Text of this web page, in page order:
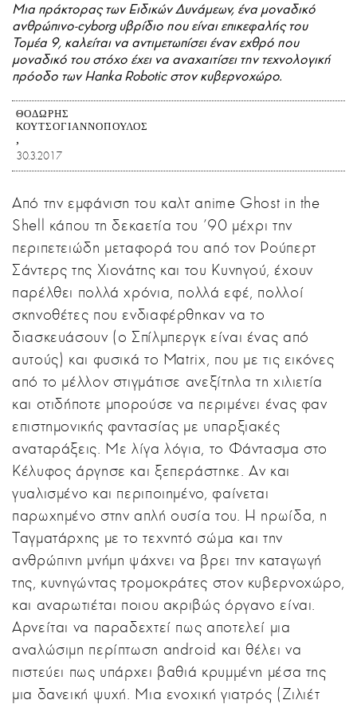
Μια πράκτορας των Ειδικών Δυνάμεων, ένα μοναδικό
ανθρώπινο-cyborg υβρίδιο που είναι επικεφαλής του
Τομέα 9, καλείται να αντιμετωπίσει έναν εχθρό που
μοναδικό του στόχο έχει να αναχαιτίσει την τεχνολογική
πρόοδο των Hanka Robotic στον κυβερνοχώρο.
ΘΟΔΩΡΉΣ
ΚΟΥΤΣΟΓΙΑΝΝΌΠΟΥΛΟΣ
30.3.2017
Από την εμφάνιση του καλτ anime Ghost in the
Shell κάπου τη δεκαετία του '90 μέχρι την
περιπετειώδη μεταφορά του από τον Ρούπερτ
Σάντερς της Χιονάτης και του Κυνηγού, έχουν
παρέλθει πολλά χρόνια, πολλά εφέ, πολλοί
σκηνοθέτες που ενδιαφέρθηκαν να το
διασκευάσουν (ο Σπίλμπεργκ είναι ένας από
αυτούς) και φυσικά το Matrix, που με τις εικόνες
από το μέλλον στιγμάτισε ανεξίτηλα τη χιλιετία
και οτιδήποτε μπορούσε να περιμένει ένας φαν
επιστημονικής φαντασίας με υπαρξιακές
αναταράξεις. Με λίγα λόγια, το Φάντασμα στο
Κέλυφος άργησε και ξεπεράστηκε. Αν και
γυαλισμένο και περιποιημένο, φαίνεται
παρωχημένο στην απλή ουσία του. Η ηρωίδα, η
Ταγματάρχης με το τεχνητό σώμα και την
ανθρώπινη μνήμη ψάχνει να βρει την καταγωγή
της, κυνηγώντας τρομοκράτες στον κυβερνοχώρο,
και αναρωτιέται ποιου ακριβώς όργανο είναι.
Αρνείται να παραδεχτεί πως αποτελεί μια
αναλώσιμη περίπτωση android και θέλει να
πιστεύει πως υπάρχει βαθιά κρυμμένη μέσα της
μια δανεική ψυχή. Μια ενοχική γιατρός (Ζιλιέτ